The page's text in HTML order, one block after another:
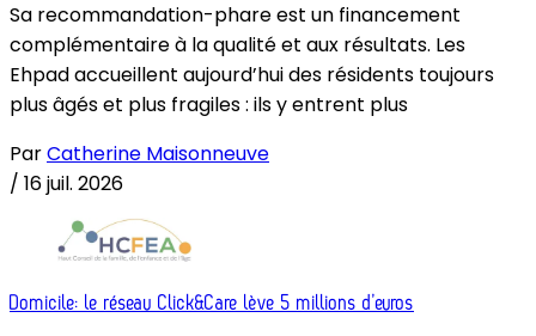
Sa recommandation-phare est un financement
complémentaire à la qualité et aux résultats. Les
Ehpad accueillent aujourd’hui des résidents toujours
plus âgés et plus fragiles : ils y entrent plus
ParCatherine Maisonneuve
/ 16 juil. 2026
Domicile: le réseau Click&Care lève 5 millions d’euros